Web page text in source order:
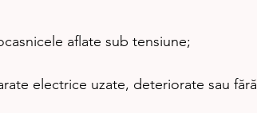
aflate sub tensiune;
electrice uzate, deteriorate sau fără